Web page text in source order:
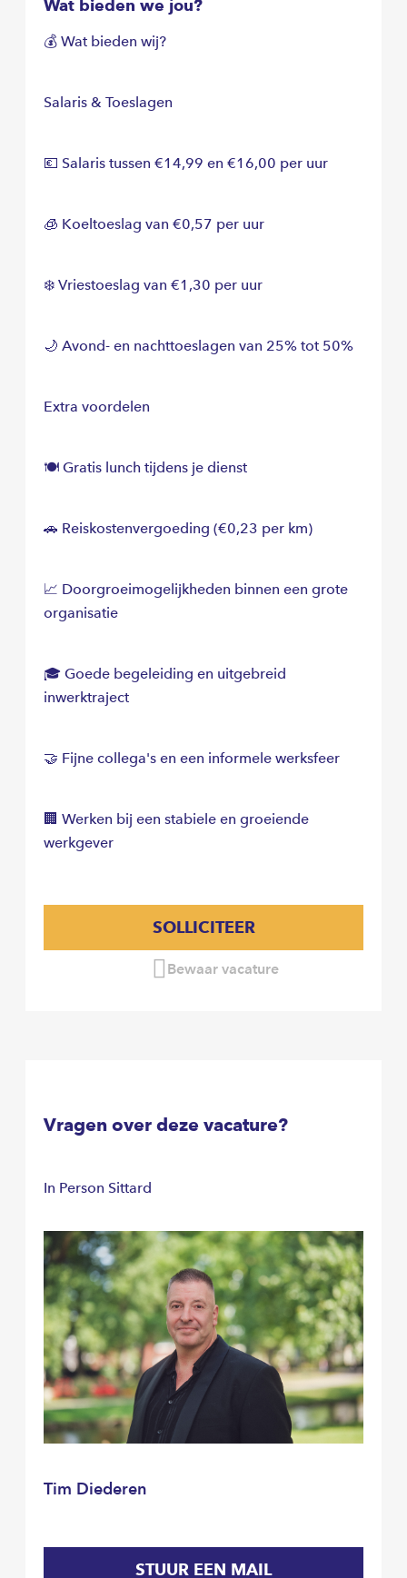
Wat bieden we jou?
💰 Wat bieden wij?
Salaris & Toeslagen
💶 Salaris tussen €14,99 en €16,00 per uur
🧊 Koeltoeslag van €0,57 per uur
❄️ Vriestoeslag van €1,30 per uur
🌙 Avond- en nachttoeslagen van 25% tot 50%
Extra voordelen
🍽️ Gratis lunch tijdens je dienst
🚗 Reiskostenvergoeding (€0,23 per km)
📈 Doorgroeimogelijkheden binnen een grote
organisatie
🎓 Goede begeleiding en uitgebreid
inwerktraject
🤝 Fijne collega's en een informele werksfeer
🏢 Werken bij een stabiele en groeiende
werkgever
SOLLICITEER
Bewaar vacature
Vragen over deze vacature?
In Person Sittard
Tim Diederen
STUUR EEN MAIL